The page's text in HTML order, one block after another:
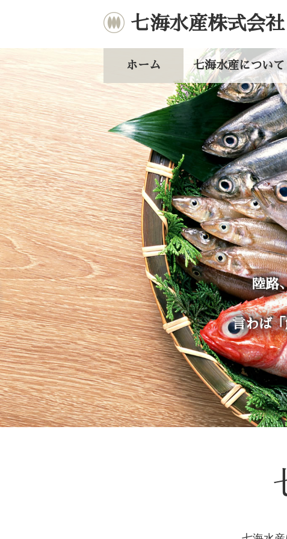
七海水産株式会社
ホーム 七海水産について
陸路
言わば